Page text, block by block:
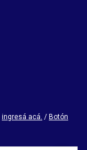
ingresá acá. / Botón